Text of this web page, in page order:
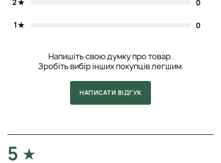
професійних та преміальних косметичних продуктів, а
робимо доставку по всій Україні. Наприклад, до Києва
відгуки можна на сторінках з товаром. Якщо у вас
залишилися додаткові питання, зв'яжіться з менеджером за
2 0
1 0
Напишіть свою думку про товар.
Зробіть вибір інших покупців легшим.
НАПИСАТИ ВІДГУК
5